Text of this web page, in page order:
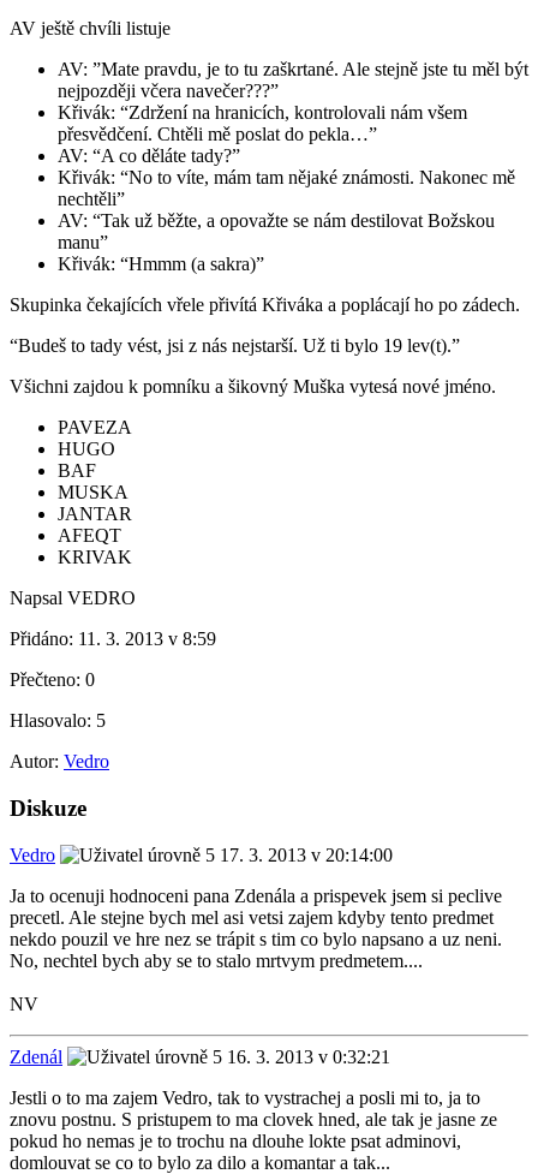
AV ještě chvíli listuje
AV: ”Mate pravdu, je to tu zaškrtané. Ale stejně jste tu měl být
nejpozději včera navečer???”
Křivák: “Zdržení na hranicích, kontrolovali nám všem
přesvědčení. Chtěli mě poslat do pekla…”
AV: “A co děláte tady?”
Křivák: “No to víte, mám tam nějaké známosti. Nakonec mě
nechtěli”
AV: “Tak už běžte, a opovažte se nám destilovat Božskou
manu”
Křivák: “Hmmm (a sakra)”
Skupinka čekajících vřele přivítá Křiváka a poplácají ho po zádech.
“Budeš to tady vést, jsi z nás nejstarší. Už ti bylo 19 lev(t).”
Všichni zajdou k pomníku a šikovný Muška vytesá nové jméno.
PAVEZA
HUGO
BAF
MUSKA
JANTAR
AFEQT
KRIVAK
Napsal VEDRO
Přidáno: 11. 3. 2013 v 8:59
Přečteno: 0
Hlasovalo: 5
Autor: Vedro
Diskuze
Vedro
17. 3. 2013 v 20:14:00
Ja to ocenuji hodnoceni pana Zdenála a prispevek jsem si peclive
precetl. Ale stejne bych mel asi vetsi zajem kdyby tento predmet
nekdo pouzil ve hre nez se trápit s tim co bylo napsano a uz neni.
No, nechtel bych aby se to stalo mrtvym predmetem....
NV
Zdenál
16. 3. 2013 v 0:32:21
Jestli o to ma zajem Vedro, tak to vystrachej a posli mi to, ja to
znovu postnu. S pristupem to ma clovek hned, ale tak je jasne ze
pokud ho nemas je to trochu na dlouhe lokte psat adminovi,
domlouvat se co to bylo za dilo a komantar a tak...